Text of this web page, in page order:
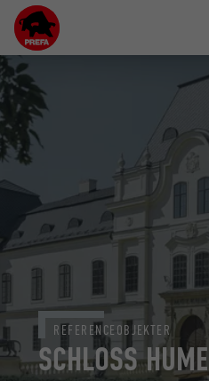
SCHLOSS
REFERENCEOBJEKTER